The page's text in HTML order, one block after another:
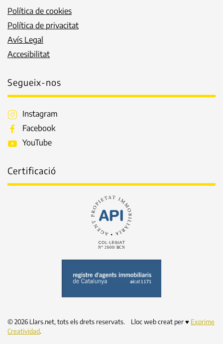
Política de cookies
Política de privacitat
Avís Legal
Accesibilitat
Segueix-nos
Instagram
Facebook
YouTube
Certificació
©2026 Llars.net, tots els drets reservats. Lloc web creat per ♥ Exprime
Creatividad.